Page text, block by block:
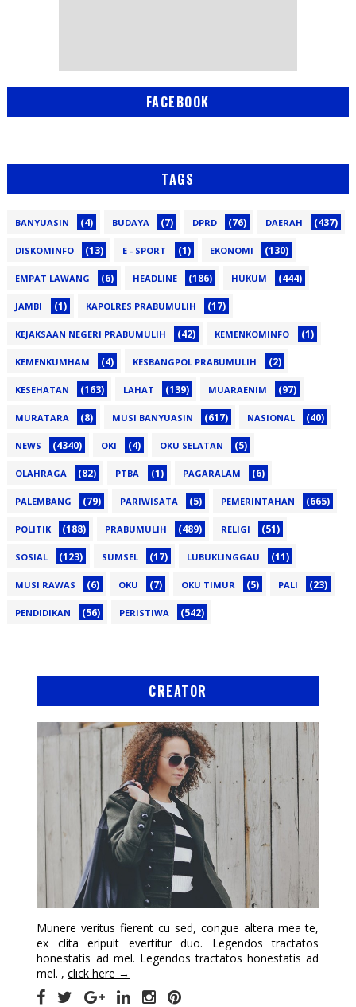
FACEBOOK
TAGS
BANYUASIN (4) BUDAYA (7) DPRD (76) DAERAH (437)
DISKOMINFO (13) E - SPORT (1) EKONOMI (130)
EMPAT LAWANG (6) HEADLINE (186) HUKUM (444)
JAMBI (1) KAPOLRES PRABUMULIH (17)
KEJAKSAAN NEGERI PRABUMULIH (42) KEMENKOMINFO (1)
KEMENKUMHAM (4) KESBANGPOL PRABUMULIH (2)
KESEHATAN (163) LAHAT (139) MUARAENIM (97)
MURATARA (8) MUSI BANYUASIN (617) NASIONAL (40)
NEWS (4340) OKI (4) OKU SELATAN (5)
OLAHRAGA (82) PTBA (1) PAGARALAM (6)
PALEMBANG (79) PARIWISATA (5) PEMERINTAHAN (665)
POLITIK (188) PRABUMULIH (489) RELIGI (51)
SOSIAL (123) SUMSEL (17) LUBUKLINGGAU (11)
MUSI RAWAS (6) OKU (7) OKU TIMUR (5) PALI (23)
PENDIDIKAN (56) PERISTIWA (542)
CREATOR
Munere veritus fierent cu sed, congue altera mea te,
ex clita eripuit evertitur duo. Legendos tractatos
honestatis ad mel. Legendos tractatos honestatis ad
mel. ,click here →